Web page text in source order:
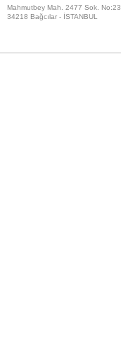
Mahmutbey Mah. 2477 Sok. No:23
34218 Bağcılar - İSTANBUL